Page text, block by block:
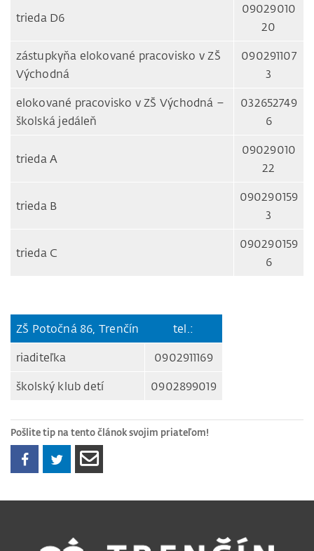
trieda D6
09029010
20
zástupkyňa elokované pracovisko v ZŠ
Východná
090291107
3
elokované pracovisko v ZŠ Východná –
školská jedáleň
032652749
6
trieda A
09029010
22
trieda B
090290159
3
trieda C
090290159
6
ZŠ Potočná 86, Trenčín tel.:
riaditeľka 0902911169
školský klub detí 0902899019
Pošlite tip na tento článok svojim priateľom!